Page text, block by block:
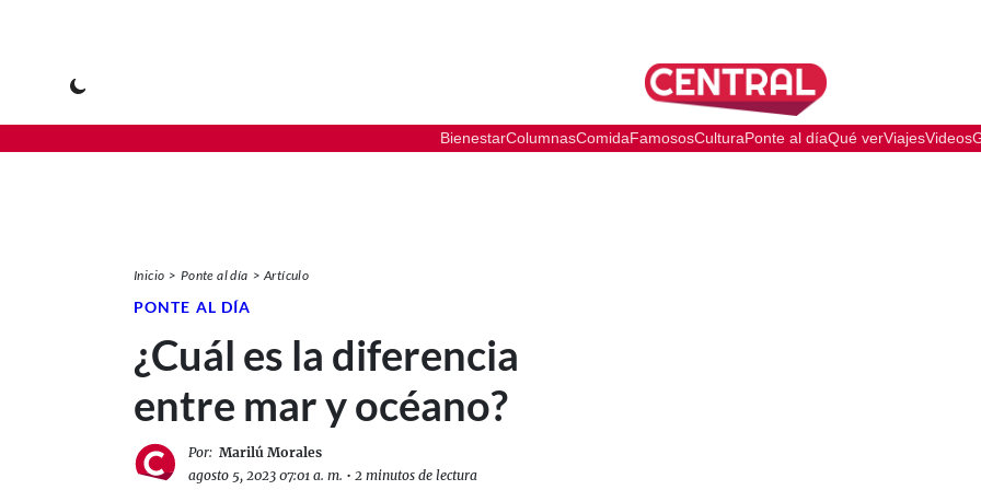
BienestarColumnasComidaFamososCulturaPonte al díaQué verViajesVideos
Inicio Ponte al día Artículo
PONTE AL DÍA
¿Cuál es la diferencia
entre mar y océano?
Por: Marilú Morales
agosto 5, 2023 07:01 a. m. • 2 minutos de lectura